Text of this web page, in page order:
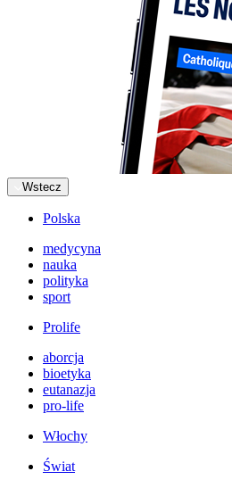
Wstecz
Polska
medycyna
nauka
polityka
sport
Prolife
aborcja
bioetyka
eutanazja
pro-life
Włochy
Świat